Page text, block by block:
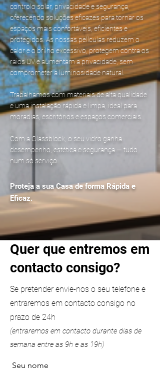
controlo solar, privacidade e segurança,
oferecendo soluções eficazes para tornar os
espaços mais confortáveis, eficientes e
protegidos. As nossas películas reduzem o
calor e o brilho excessivo, protegem contra os
raios UV e aumentam a privacidade, sem
comprometer a luminosidade natural.
Trabalhamos com materiais de alta qualidade
e uma instalação rápida e limpa, ideal para
moradias, escritórios e espaços comerciais.
Com a Glassblock, o seu vidro ganha
desempenho, estética e segurança — tudo
num só serviço.
Proteja a sua Casa de forma Rápida e
Eficaz.
Quer que entremos em
contacto consigo?
Se pretender envie-nos o seu telefone e
entraremos em contacto consigo no
prazo de 24h
(entraremos em contacto durante dias de
semana entre as 9h e as 19h)
Seu nome